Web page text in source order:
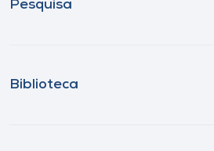
Pesquisa
Biblioteca